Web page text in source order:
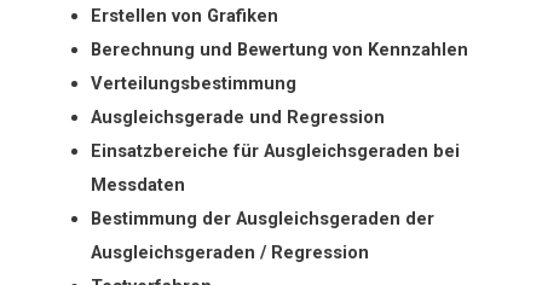
Erstellen von Grafiken
Berechnung und Bewertung von Kennzahlen
Verteilungsbestimmung
Ausgleichsgerade und Regression
Einsatzbereiche für Ausgleichsgeraden bei
Messdaten
Bestimmung der Ausgleichsgeraden der
Ausgleichsgeraden / Regression